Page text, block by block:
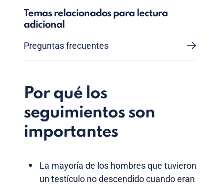
Temas relacionados para lectura
adicional
Preguntas frecuentes
Por qué los
seguimientos son
importantes
La mayoría de los hombres que tuvieron
un testículo no descendido cuando eran